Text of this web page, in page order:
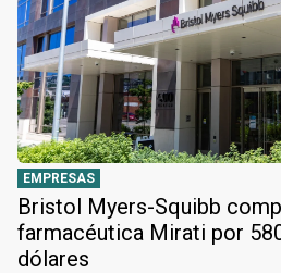
EMPRESAS
Bristol Myers-Squibb
farmacéutica Mirati por
dólares